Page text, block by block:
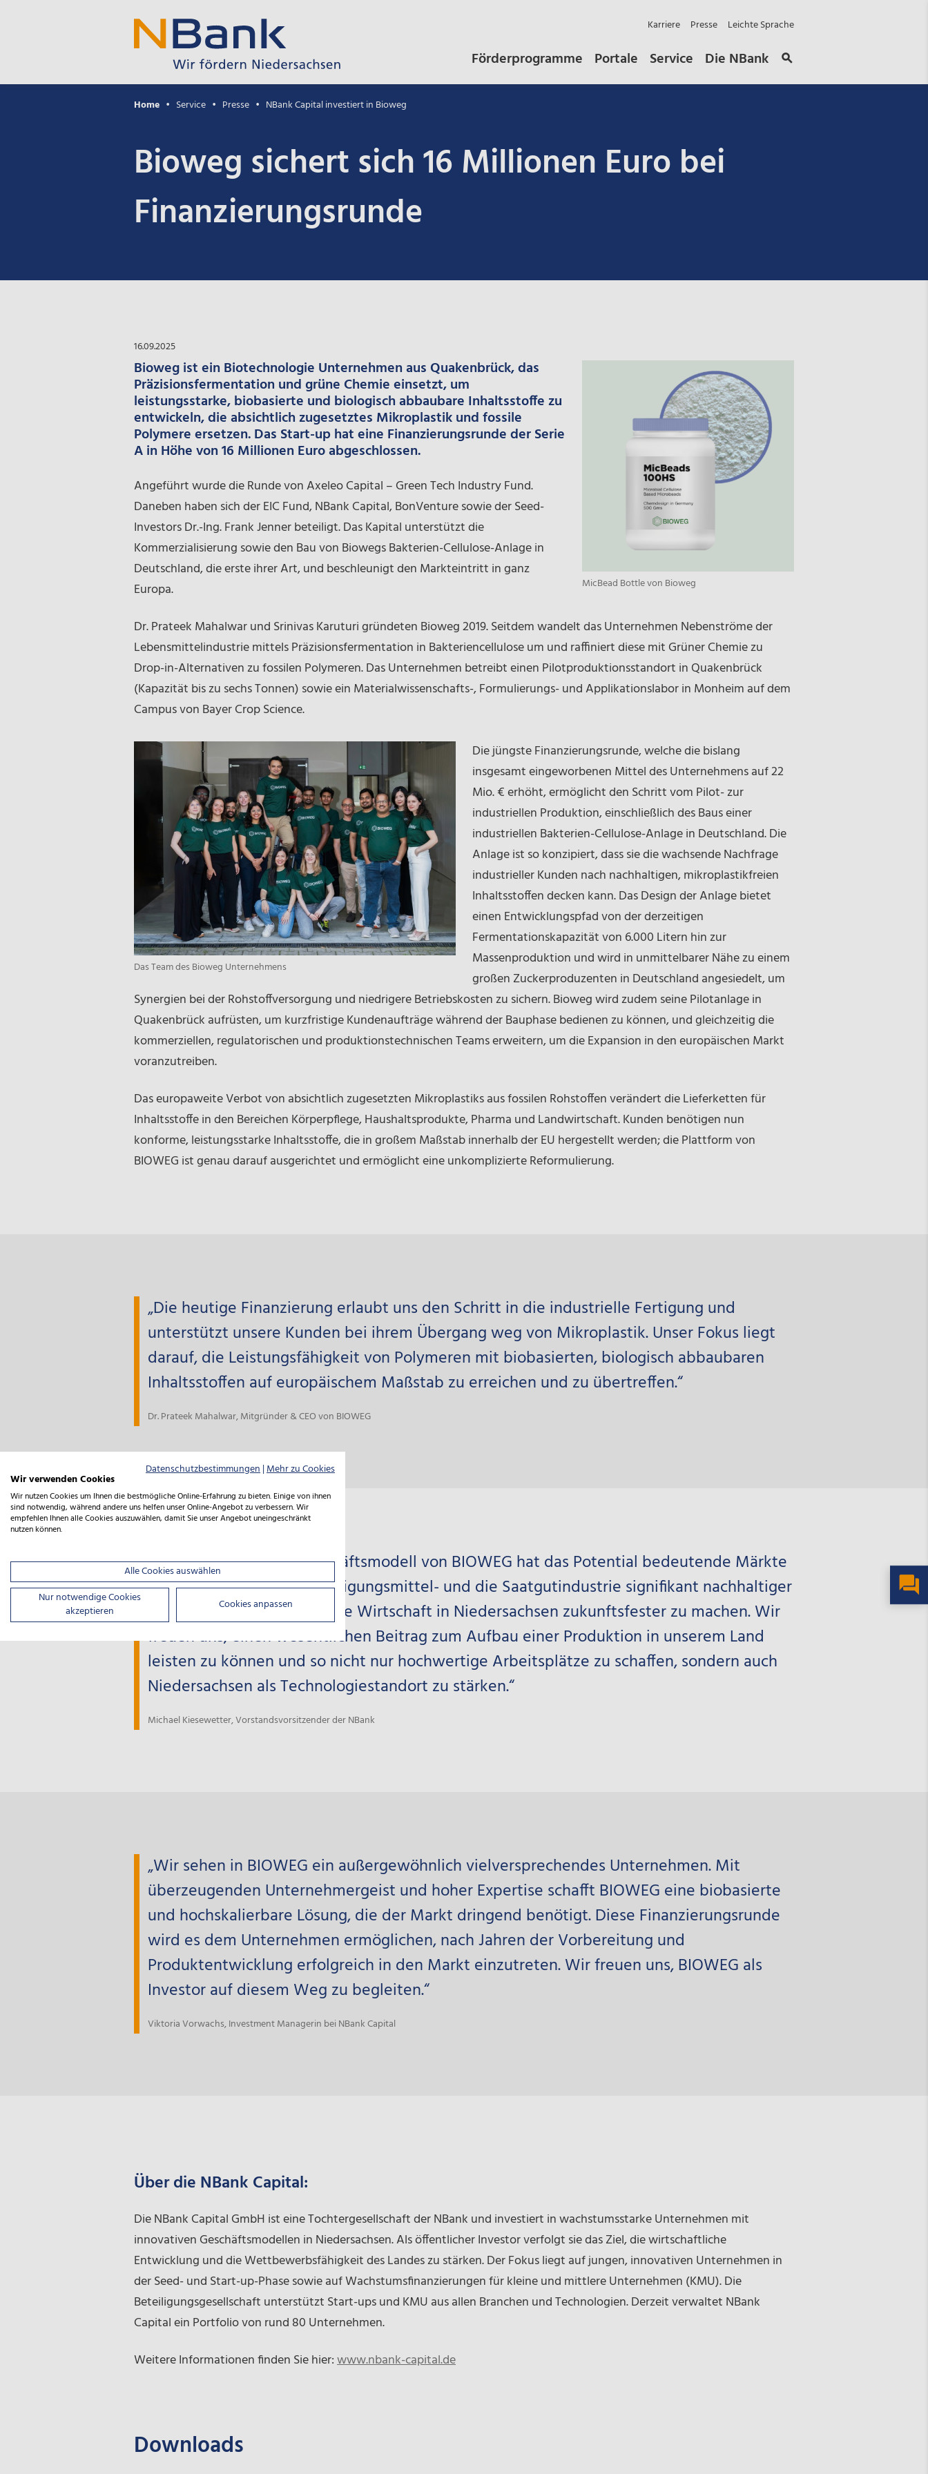
Karriere Presse Leichte Sprache
Förderprogramme Portale Service Die NBank
Home Service Presse NBank Capital investiert in Bioweg
Bioweg sichert sich 16 Millionen Euro bei
Finanzierungsrunde
16.09.2025
MicBead Bottle von Bioweg
Bioweg ist ein Biotechnologie Unternehmen aus Quakenbrück, das
Präzisionsfermentation und grüne Chemie einsetzt, um
leistungsstarke, biobasierte und biologisch abbaubare Inhaltsstoffe zu
entwickeln, die absichtlich zugesetztes Mikroplastik und fossile
Polymere ersetzen. Das Start-up hat eine Finanzierungsrunde der Serie
A in Höhe von 16 Millionen Euro abgeschlossen.
Angeführt wurde die Runde von Axeleo Capital – Green Tech Industry Fund.
Daneben haben sich der EIC Fund, NBank Capital, BonVenture sowie der Seed-
Investors Dr.-Ing. Frank Jenner beteiligt. Das Kapital unterstützt die
Kommerzialisierung sowie den Bau von Biowegs Bakterien-Cellulose-Anlage in
Deutschland, die erste ihrer Art, und beschleunigt den Markteintritt in ganz
Europa.
Dr. Prateek Mahalwar und Srinivas Karuturi gründeten Bioweg 2019. Seitdem wandelt das Unternehmen Nebenströme der
Lebensmittelindustrie mittels Präzisionsfermentation in Bakteriencellulose um und raffiniert diese mit Grüner Chemie zu
Drop-in-Alternativen zu fossilen Polymeren. Das Unternehmen betreibt einen Pilotproduktionsstandort in Quakenbrück
(Kapazität bis zu sechs Tonnen) sowie ein Materialwissenschafts-, Formulierungs- und Applikationslabor in Monheim auf dem
Campus von Bayer Crop Science.
Das Team des Bioweg Unternehmens
Die jüngste Finanzierungsrunde, welche die bislang
insgesamt eingeworbenen Mittel des Unternehmens auf 22
Mio. € erhöht, ermöglicht den Schritt vom Pilot- zur
industriellen Produktion, einschließlich des Baus einer
industriellen Bakterien-Cellulose-Anlage in Deutschland. Die
Anlage ist so konzipiert, dass sie die wachsende Nachfrage
industrieller Kunden nach nachhaltigen, mikroplastikfreien
Inhaltsstoffen decken kann. Das Design der Anlage bietet
einen Entwicklungspfad von der derzeitigen
Fermentationskapazität von 6.000 Litern hin zur
Massenproduktion und wird in unmittelbarer Nähe zu einem
großen Zuckerproduzenten in Deutschland angesiedelt, um
Synergien bei der Rohstoffversorgung und niedrigere Betriebskosten zu sichern. Bioweg wird zudem seine Pilotanlage in
Quakenbrück aufrüsten, um kurzfristige Kundenaufträge während der Bauphase bedienen zu können, und gleichzeitig die
kommerziellen, regulatorischen und produktionstechnischen Teams erweitern, um die Expansion in den europäischen Markt
voranzutreiben.
Das europaweite Verbot von absichtlich zugesetzten Mikroplastiks aus fossilen Rohstoffen verändert die Lieferketten für
Inhaltsstoffe in den Bereichen Körperpflege, Haushaltsprodukte, Pharma und Landwirtschaft. Kunden benötigen nun
konforme, leistungsstarke Inhaltsstoffe, die in großem Maßstab innerhalb der EU hergestellt werden; die Plattform von
BIOWEG ist genau darauf ausgerichtet und ermöglicht eine unkomplizierte Reformulierung.
„Die heutige Finanzierung erlaubt uns den Schritt in die industrielle Fertigung und
unterstützt unsere Kunden bei ihrem Übergang weg von Mikroplastik. Unser Fokus liegt
darauf, die Leistungsfähigkeit von Polymeren mit biobasierten, biologisch abbaubaren
Inhaltsstoffen auf europäischem Maßstab zu erreichen und zu übertreffen.“
Dr. Prateek Mahalwar, Mitgründer & CEO von BIOWEG
„Das aussichtsreiche Geschäftsmodell von BIOWEG hat das Potential bedeutende Märkte
wie die Kosmetik-, die Reinigungsmittel- und die Saatgutindustrie signifikant nachhaltiger
zu gestalten – und dabei die Wirtschaft in Niedersachsen zukunftsfester zu machen. Wir
freuen uns, einen wesentlichen Beitrag zum Aufbau einer Produktion in unserem Land
leisten zu können und so nicht nur hochwertige Arbeitsplätze zu schaffen, sondern auch
Niedersachsen als Technologiestandort zu stärken.“
Michael Kiesewetter, Vorstandsvorsitzender der NBank
„Wir sehen in BIOWEG ein außergewöhnlich vielversprechendes Unternehmen. Mit
überzeugenden Unternehmergeist und hoher Expertise schafft BIOWEG eine biobasierte
und hochskalierbare Lösung, die der Markt dringend benötigt. Diese Finanzierungsrunde
wird es dem Unternehmen ermöglichen, nach Jahren der Vorbereitung und
Produktentwicklung erfolgreich in den Markt einzutreten. Wir freuen uns, BIOWEG als
Investor auf diesem Weg zu begleiten.“
Viktoria Vorwachs, Investment Managerin bei NBank Capital
Über die NBank Capital:
Die NBank Capital GmbH ist eine Tochtergesellschaft der NBank und investiert in wachstumsstarke Unternehmen mit
innovativen Geschäftsmodellen in Niedersachsen. Als öffentlicher Investor verfolgt sie das Ziel, die wirtschaftliche
Entwicklung und die Wettbewerbsfähigkeit des Landes zu stärken. Der Fokus liegt auf jungen, innovativen Unternehmen in
der Seed- und Start-up-Phase sowie auf Wachstumsfinanzierungen für kleine und mittlere Unternehmen (KMU). Die
Beteiligungsgesellschaft unterstützt Start-ups und KMU aus allen Branchen und Technologien. Derzeit verwaltet NBank
Capital ein Portfolio von rund 80 Unternehmen.
Weitere Informationen finden Sie hier:www.nbank-capital.de
Downloads
Datenschutzbestimmungen|Mehr zu Cookies
Wir verwenden Cookies
Wir nutzen Cookies um Ihnen die bestmögliche Online-Erfahrung zu bieten. Einige von ihnen
sind notwendig, während andere uns helfen unser Online-Angebot zu verbessern. Wir
empfehlen Ihnen alle Cookies auszuwählen, damit Sie unser Angebot uneingeschränkt
nutzen können.
Alle Cookies auswählen
Nur notwendige Cookies
akzeptieren
Cookies anpassen